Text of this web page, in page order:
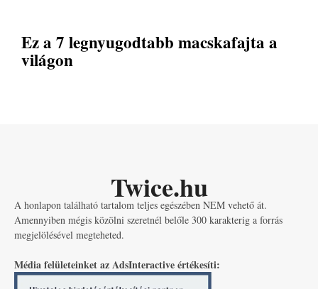
Ez a 7 legnyugodtabb macskafajta a
világon
Twice.hu
A honlapon található tartalom teljes egészében NEM vehető át.
Amennyiben mégis közölni szeretnél belőle 300 karakterig a forrás
megjelölésével megteheted.
Média felületeinket az AdsInteractive értékesíti: